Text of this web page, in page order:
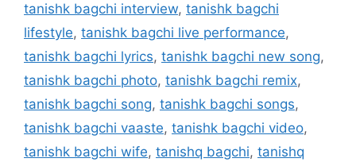
tanishk bagchi interview, tanishk bagchi
lifestyle, tanishk bagchi live performance,
tanishk bagchi lyrics, tanishk bagchi new song,
tanishk bagchi photo, tanishk bagchi remix,
tanishk bagchi song, tanishk bagchi songs,
tanishk bagchi vaaste, tanishk bagchi video,
tanishk bagchi wife, tanishq bagchi, tanishq